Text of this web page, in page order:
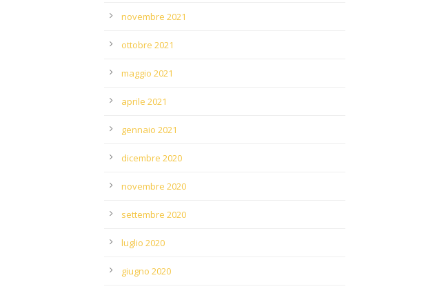
novembre 2021
ottobre 2021
maggio 2021
aprile 2021
gennaio 2021
dicembre 2020
novembre 2020
settembre 2020
luglio 2020
giugno 2020